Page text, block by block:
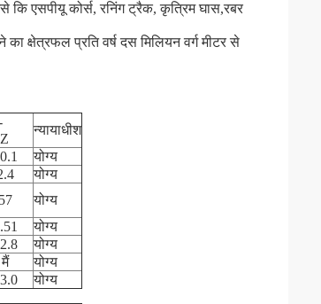
कि एसपीयू कोर्स, रनिंग ट्रैक, कृत्रिम घास,रबर
क्षेत्रफल प्रति वर्ष दस मिलियन वर्ग मीटर से
न्यायाधीश
योग्य
योग्य
57
योग्य
योग्य
योग्य
मैं
योग्य
योग्य